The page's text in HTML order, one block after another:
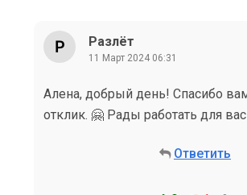
Разлёт
11 Март 2024 06:31
Алена, добрый день! Спасибо
отклик. 🤗 Рады работать для
Ответить